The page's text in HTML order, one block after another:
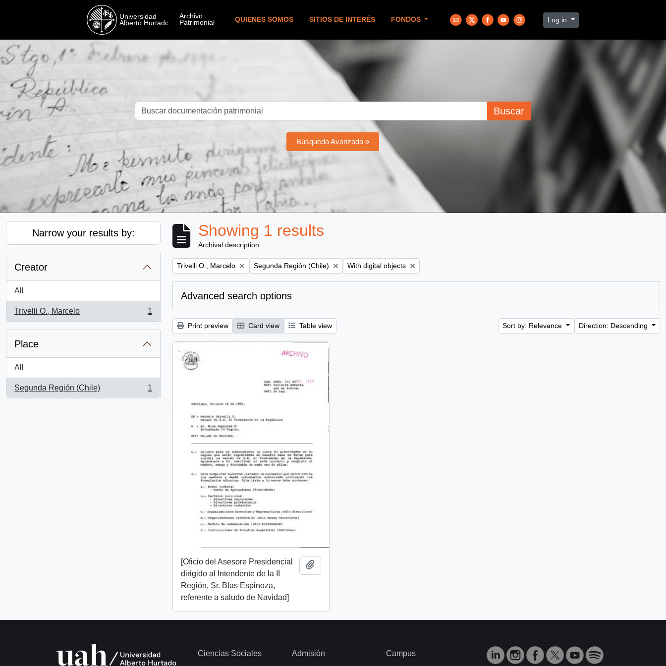
QUIENES SOMOS SITIOS DE INTERÉS FONDOS Log in
Buscar
Búsqueda Avanzada »
Narrow your results by:
Creator
All
Trivelli O., Marcelo
, 1 results
1
Place
All
Segunda Región (Chile)
, 1 results
1
Showing 1 results
Archival description
Remove filter:
Trivelli O., Marcelo Remove filter:
Segunda Región (Chile) Remove filter:
With digital objects
Advanced search options
Print preview Card view Table view Sort by: Relevance Direction: Descending
[Oficio del Asesore Presidencial
dirigido al Intendente de la II
Región, Sr. Blas Espinoza,
referente a saludo de Navidad]
Ciencias Sociales Admisión Campus